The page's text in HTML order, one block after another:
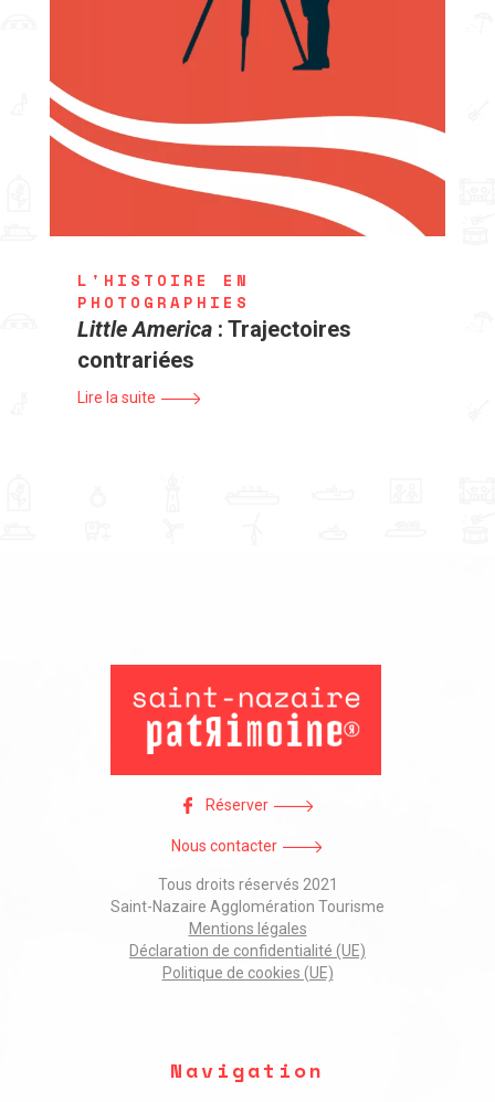
L'HISTOIRE EN
PHOTOGRAPHIES
Little America : Trajectoires
contrariées
Lire la suite
Réserver
Nous contacter
Tous droits réservés 2021
Saint-Nazaire Agglomération Tourisme
Mentions légales
Déclaration de confidentialité (UE)
Politique de cookies (UE)
Navigation